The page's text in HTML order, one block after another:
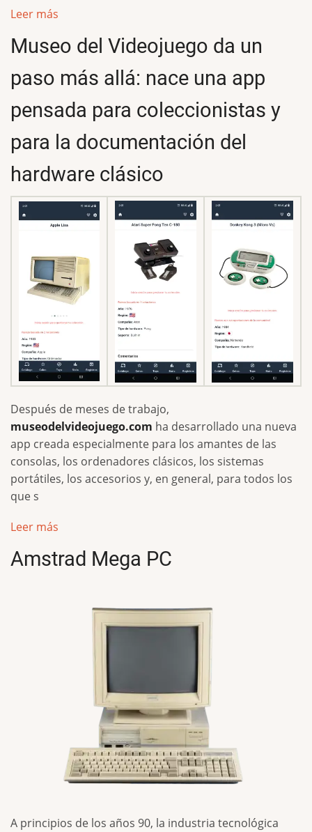
Leer más
Museo del Videojuego da un
paso más allá: nace una app
pensada para coleccionistas y
para la documentación del
hardware clásico
Después de meses de trabajo,
museodelvideojuego.com ha desarrollado una nueva
app creada especialmente para los amantes de las
consolas, los ordenadores clásicos, los sistemas
portátiles, los accesorios y, en general, para todos los
que s
Leer más
Amstrad Mega PC
A principios de los años 90, la industria tecnológica